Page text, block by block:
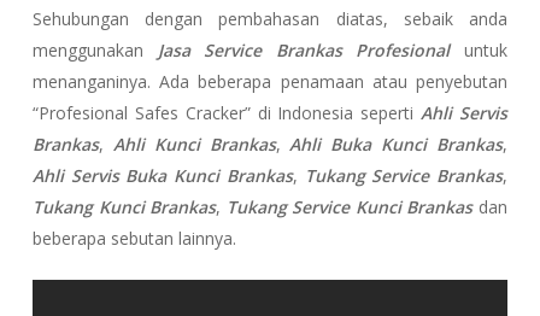
Sehubungan dengan pembahasan diatas, sebaik anda
menggunakan Jasa Service Brankas Profesionaluntuk
menanganinya. Ada beberapa penamaan atau penyebutan
“Profesional Safes Cracker” di Indonesia sepertiAhli Servis
Brankas, Ahli Kunci Brankas,Ahli Buka Kunci Brankas,
Ahli Servis Buka Kunci Brankas, Tukang Service Brankas,
Tukang Kunci Brankas, Tukang Service Kunci Brankasdan
beberapa sebutan lainnya.